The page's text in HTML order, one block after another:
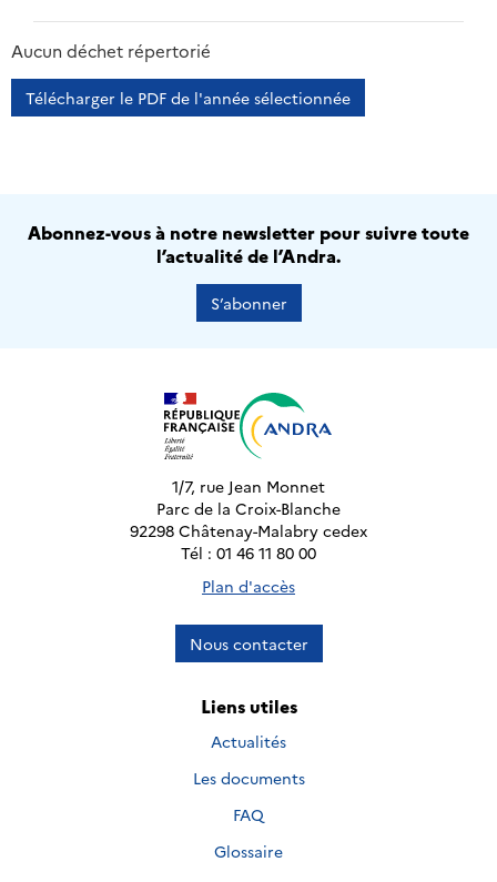
2013 2014
Aucun déchet répertorié
Télécharger le PDF de l'année sélectionnée
Abonnez-vous à notre newsletter pour suivre toute
l’actualité de l’Andra.
S’abonner
1/7, rue Jean Monnet
Parc de la Croix-Blanche
92298 Châtenay-Malabry cedex
Tél : 01 46 11 80 00
Plan d'accès
Nous contacter
Liens utiles
Actualités
Les documents
FAQ
Glossaire